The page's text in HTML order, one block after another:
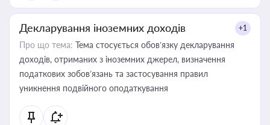
Декларування іноземних доходів +1
Про що тема: Тема стосується обов’язку декларування
доходів, отриманих з іноземних джерел, визначення
податкових зобов’язань та застосування правил
уникнення подвійного оподаткування